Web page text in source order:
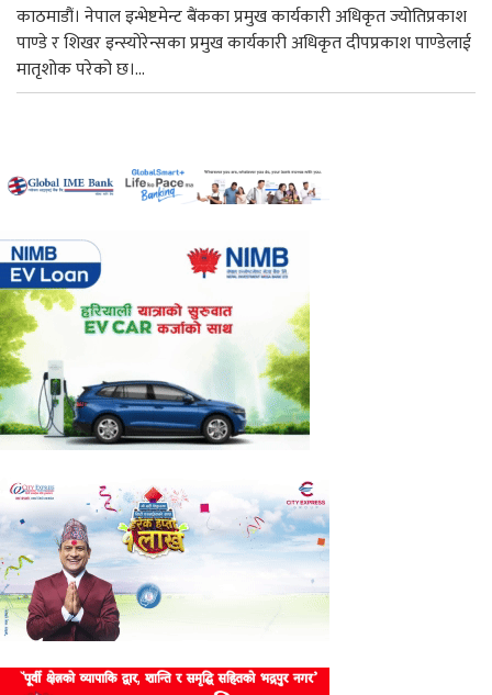
काठमाडौं। नेपाल इन्भेष्टमेन्ट बैंकका प्रमुख कार्यकारी अधिकृत ज्योतिप्रकाश
पाण्डे र शिखर इन्स्योरेन्सका प्रमुख कार्यकारी अधिकृत दीपप्रकाश पाण्डेलाई
मातृशोक परेको छ।...